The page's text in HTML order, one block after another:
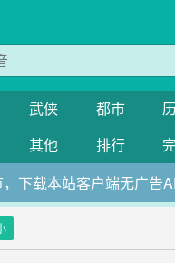
武侠 都市
其他 排行
下载本站客户端无广告